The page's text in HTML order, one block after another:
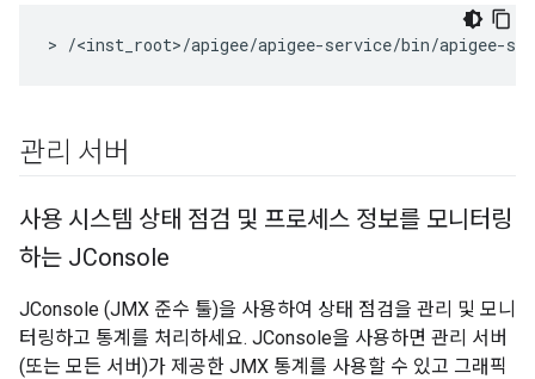
> /<inst_root>/apigee/apigee-service/bin/apigee-
관리 서버
사용 시스템 상태 점검 및 프로세스 정보를 모니터링
하는 JConsole
JConsole (JMX 준수 툴)을 사용하여 상태 점검을 관리 및 모니
터링하고 통계를 처리하세요. JConsole을 사용하면 관리 서버
(또는 모든 서버)가 제공한 JMX 통계를 사용할 수 있고 그래픽